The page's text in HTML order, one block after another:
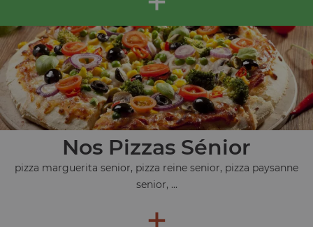
Nos Pizzas Sénior
pizza marguerita senior, pizza reine senior, pizza paysanne
senior, ...
+